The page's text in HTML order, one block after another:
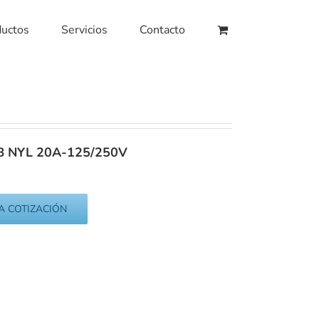
Servicios Contacto
NYL 20A-125/250V
COTIZACIÓN